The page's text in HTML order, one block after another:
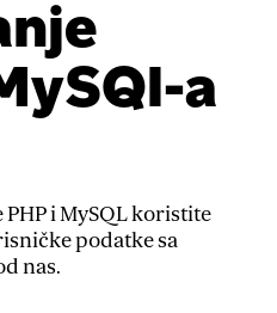
a
i MySQL koristite
podatke sa
nas.